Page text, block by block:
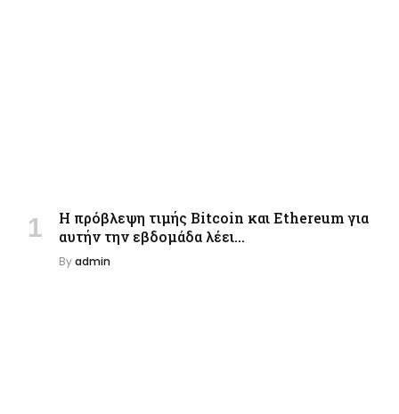
Η πρόβλεψη τιμής Bitcoin και Ethereum για
αυτήν την εβδομάδα λέει…
Byadmin